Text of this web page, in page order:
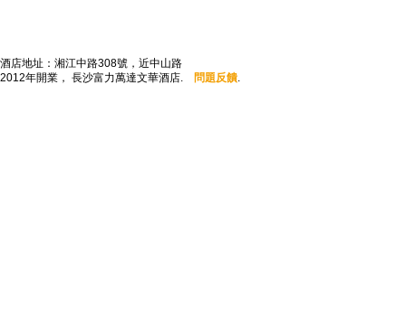
酒店地址：湘江中路308號，近中山路
2012年開業， 長沙富力萬達文華酒店.
問題反饋.